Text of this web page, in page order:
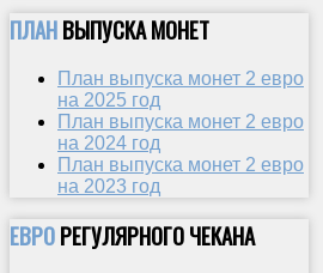
ПЛАНВЫПУСКА МОНЕТ
План выпуска монет 2 евро
на 2025 год
План выпуска монет 2 евро
на 2024 год
План выпуска монет 2 евро
на 2023 год
ЕВРОРЕГУЛЯРНОГО ЧЕКАНА